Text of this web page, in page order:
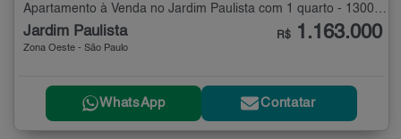
Jardim Paulista
Zona Oeste - São Paulo
R$ 1.163.000
WhatsApp Contatar